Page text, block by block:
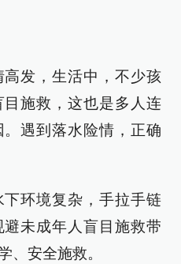
发，生活中，不少孩
施救，这也是多人连
遇到落水险情，正确
环境复杂，手拉手链
未成年人盲目施救带
、安全施救。